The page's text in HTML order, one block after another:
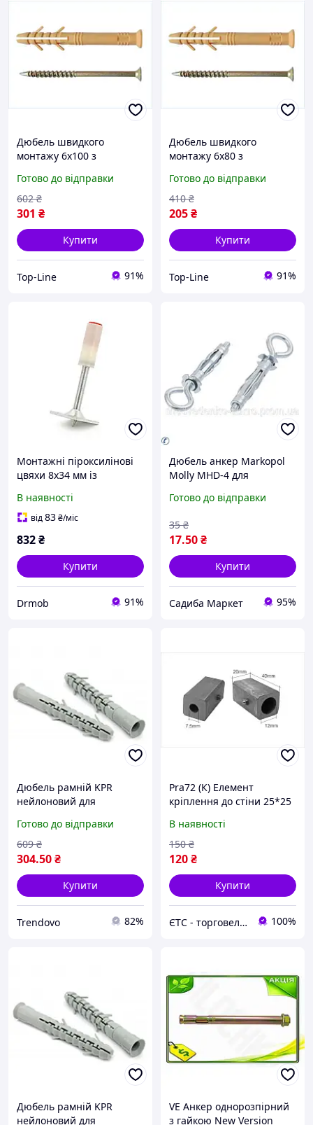
Дюбель швидкого
монтажу 6x100 з
кріплення в стінах і
стелях
Готово до відправки
301 ₴
602 ₴
Купити
Top-Line 91%
Дюбель швидкого
монтажу 6х80 з
кріплення в стінах і
стелях 100 шт.
Готово до відправки
205₴
410 ₴
Купити
Top-Line 91%
Монтажні піроксилінові
цвяхи 8x34 мм із
мм у пакованні 200 штук
для кріплення матеріалів
В наявності
від83₴/міс
832₴
Купити
Drmob 91%
Дюбель анкер Markopol
Molly MHD-4 для
мм для надійного
Готово до відправки
17.50₴
35 ₴
Купити
Садиба Маркет 95%
Дюбель рамній KPR
нейлоновий для
стелях 10 х 100 мм 50
штук в упаковці
Готово до відправки
304.50₴
609 ₴
Купити
Trendovo 82%
Pra72 (К) Елемент
кріплення до стіни 25*25
В наявності
120₴
150 ₴
Купити
ЄТС - торговельне обладнання, манекени, плічки 100%
Дюбель рамній KPR
нейлоновий для
VE Анкер однорозпірний
з гайкою New Version